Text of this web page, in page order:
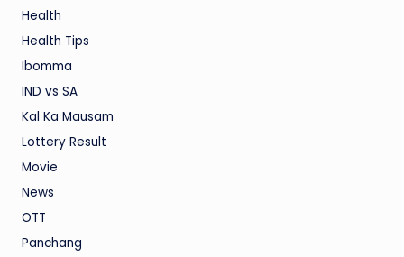
Health
Health Tips
Ibomma
IND vs SA
Kal Ka Mausam
Lottery Result
Movie
News
OTT
Panchang